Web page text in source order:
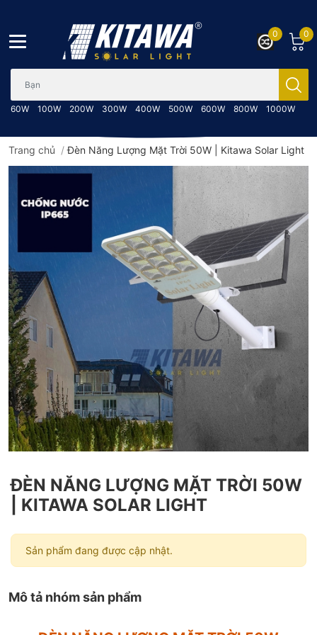
60W 100W 200W 300W 400W 500W 600W 800W 1000W
0
0
Trang chủ /Đèn Năng Lượng Mặt Trời 50W | Kitawa Solar Light
ĐÈN NĂNG LƯỢNG MẶT TRỜI 50W
| KITAWA SOLAR LIGHT
Sản phẩm đang được cập nhật.
Mô tả nhóm sản phẩm